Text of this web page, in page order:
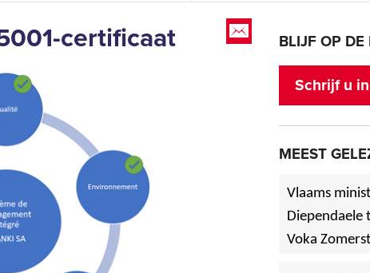
certificaat BLIJF OP DE
Schrijf u
MEEST
Vlaams
Voka